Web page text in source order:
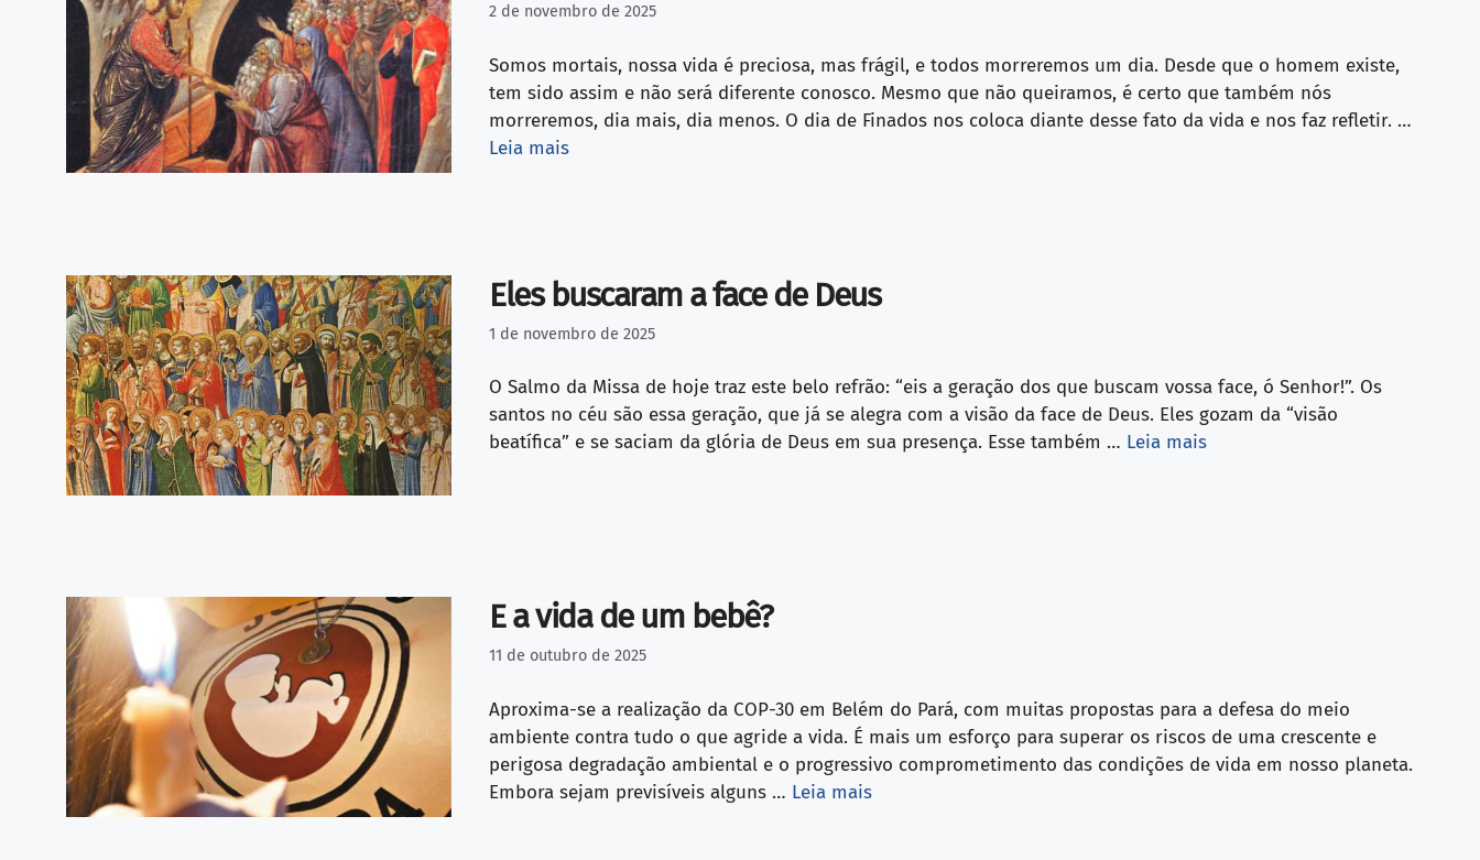
2 de novembro de 2025
Somos mortais, nossa vida é preciosa, mas frágil, e todos morreremos um dia. Desde que o homem existe,
tem sido assim e não será diferente conosco. Mesmo que não queiramos, é certo que também nós
morreremos, dia mais, dia menos. O dia de Finados nos coloca diante desse fato da vida e nos faz refletir. …
Leia mais
Eles buscaram a face de Deus
1 de novembro de 2025
O Salmo da Missa de hoje traz este belo refrão: “eis a geração dos que buscam vossa face, ó Senhor!”. Os
santos no céu são essa geração, que já se alegra com a visão da face de Deus. Eles gozam da “visão
beatífica” e se saciam da glória de Deus em sua presença. Esse também … Leia mais
E a vida de um bebê?
11 de outubro de 2025
Aproxima-se a realização da COP-30 em Belém do Pará, com muitas propostas para a defesa do meio
ambiente contra tudo o que agride a vida. É mais um esforço para superar os riscos de uma crescente e
perigosa degradação ambiental e o progressivo comprometimento das condições de vida em nosso planeta.
Embora sejam previsíveis alguns … Leia mais